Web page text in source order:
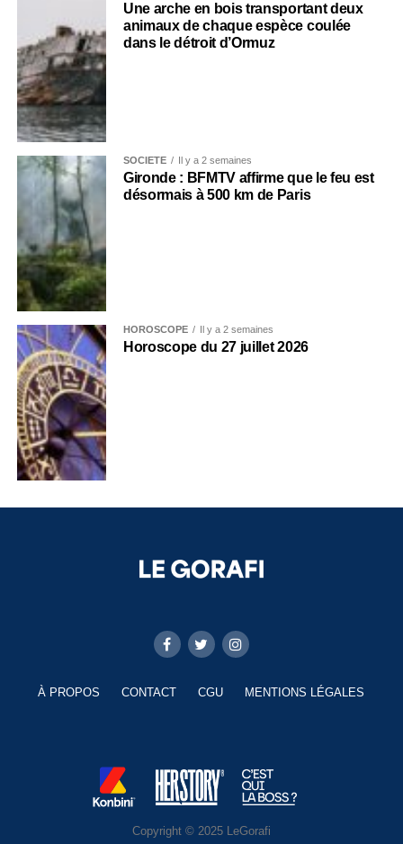
Une arche en bois transportant deux
animaux de chaque espèce coulée
dans le détroit d’Ormuz
SOCIÉTÉ Il y a 2 semaines
Gironde : BFMTV affirme que le feu est
désormais à 500 km de Paris
HOROSCOPE Il y a 2 semaines
Horoscope du 27 juillet 2026
À PROPOS CONTACT CGU MENTIONS LÉGALES
Copyright © 2025 LeGorafi